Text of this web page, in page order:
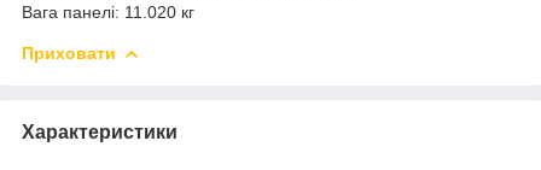
Вага панелі: 11.020 кг
Приховати
Характеристики